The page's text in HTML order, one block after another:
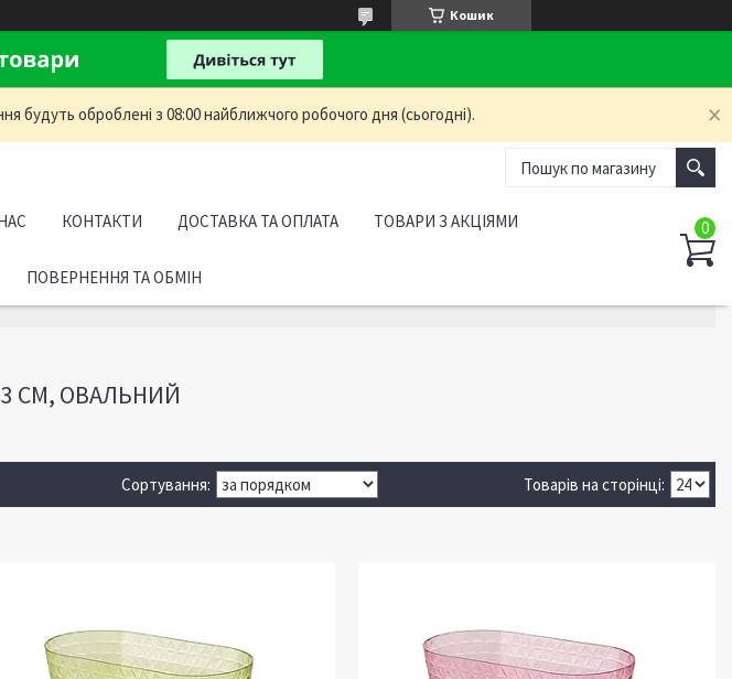
Кошик
будуть оброблені з 08:00 найближчого робочого дня (сьогодні).
КОНТАКТИ ДОСТАВКА ТА ОПЛАТА ТОВАРИ З АКЦІЯМИ
ПОВЕРНЕННЯ ТА ОБМІН
СМ, ОВАЛЬНИЙ